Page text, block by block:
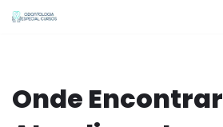
conteúdo
Onde Encontrar